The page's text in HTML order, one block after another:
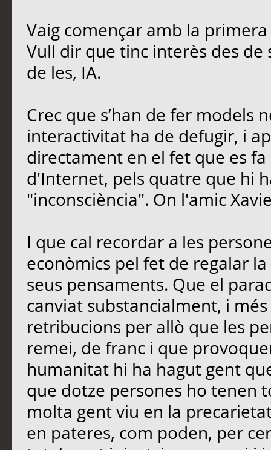
Vaig començar amb la
Vull dir que tinc interès des
de les, IA.
Crec que s’han de fer models
interactivitat ha de defugir, i
directament en el fet que es
d'Internet, pels quatre que hi
"inconsciència". On l'amic
I que cal recordar a les
econòmics pel fet de regalar
seus pensaments. Que el
canviat substancialment, i
retribucions per allò que les
remei, de franc i que
humanitat hi ha hagut gent
que dotze persones ho tenen
molta gent viu en la
en pateres, com poden, per